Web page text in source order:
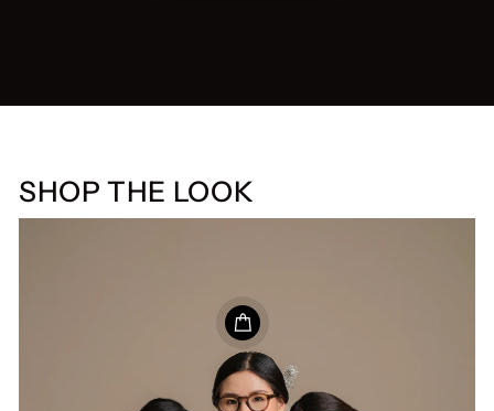
SHOP THE LOOK